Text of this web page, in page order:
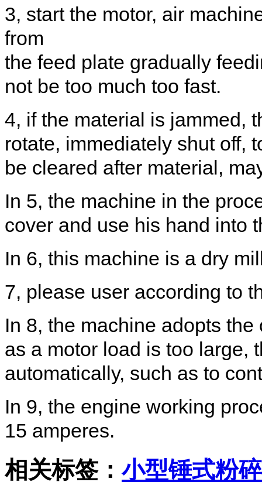
3, start the motor, air
from
the feed plate gradually
not be too much too fast.
4, if the material is jammed ,
rotate, immediately shut off,
be cleared after material ,
In 5, the machine in the
cover and use his hand into
In 6, this machine is a dry
7, please user according to
In 8, the machine adopts the
as a motor load is too large,
automatically, such as to
In 9, the engine working
15 amperes.
相关标签：小型锤式粉